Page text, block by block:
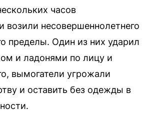
часов
несовершеннолетнего
пределы. Один из них ударил
и ладонями по лицу и
вымогатели угрожали
и оставить без одежды в